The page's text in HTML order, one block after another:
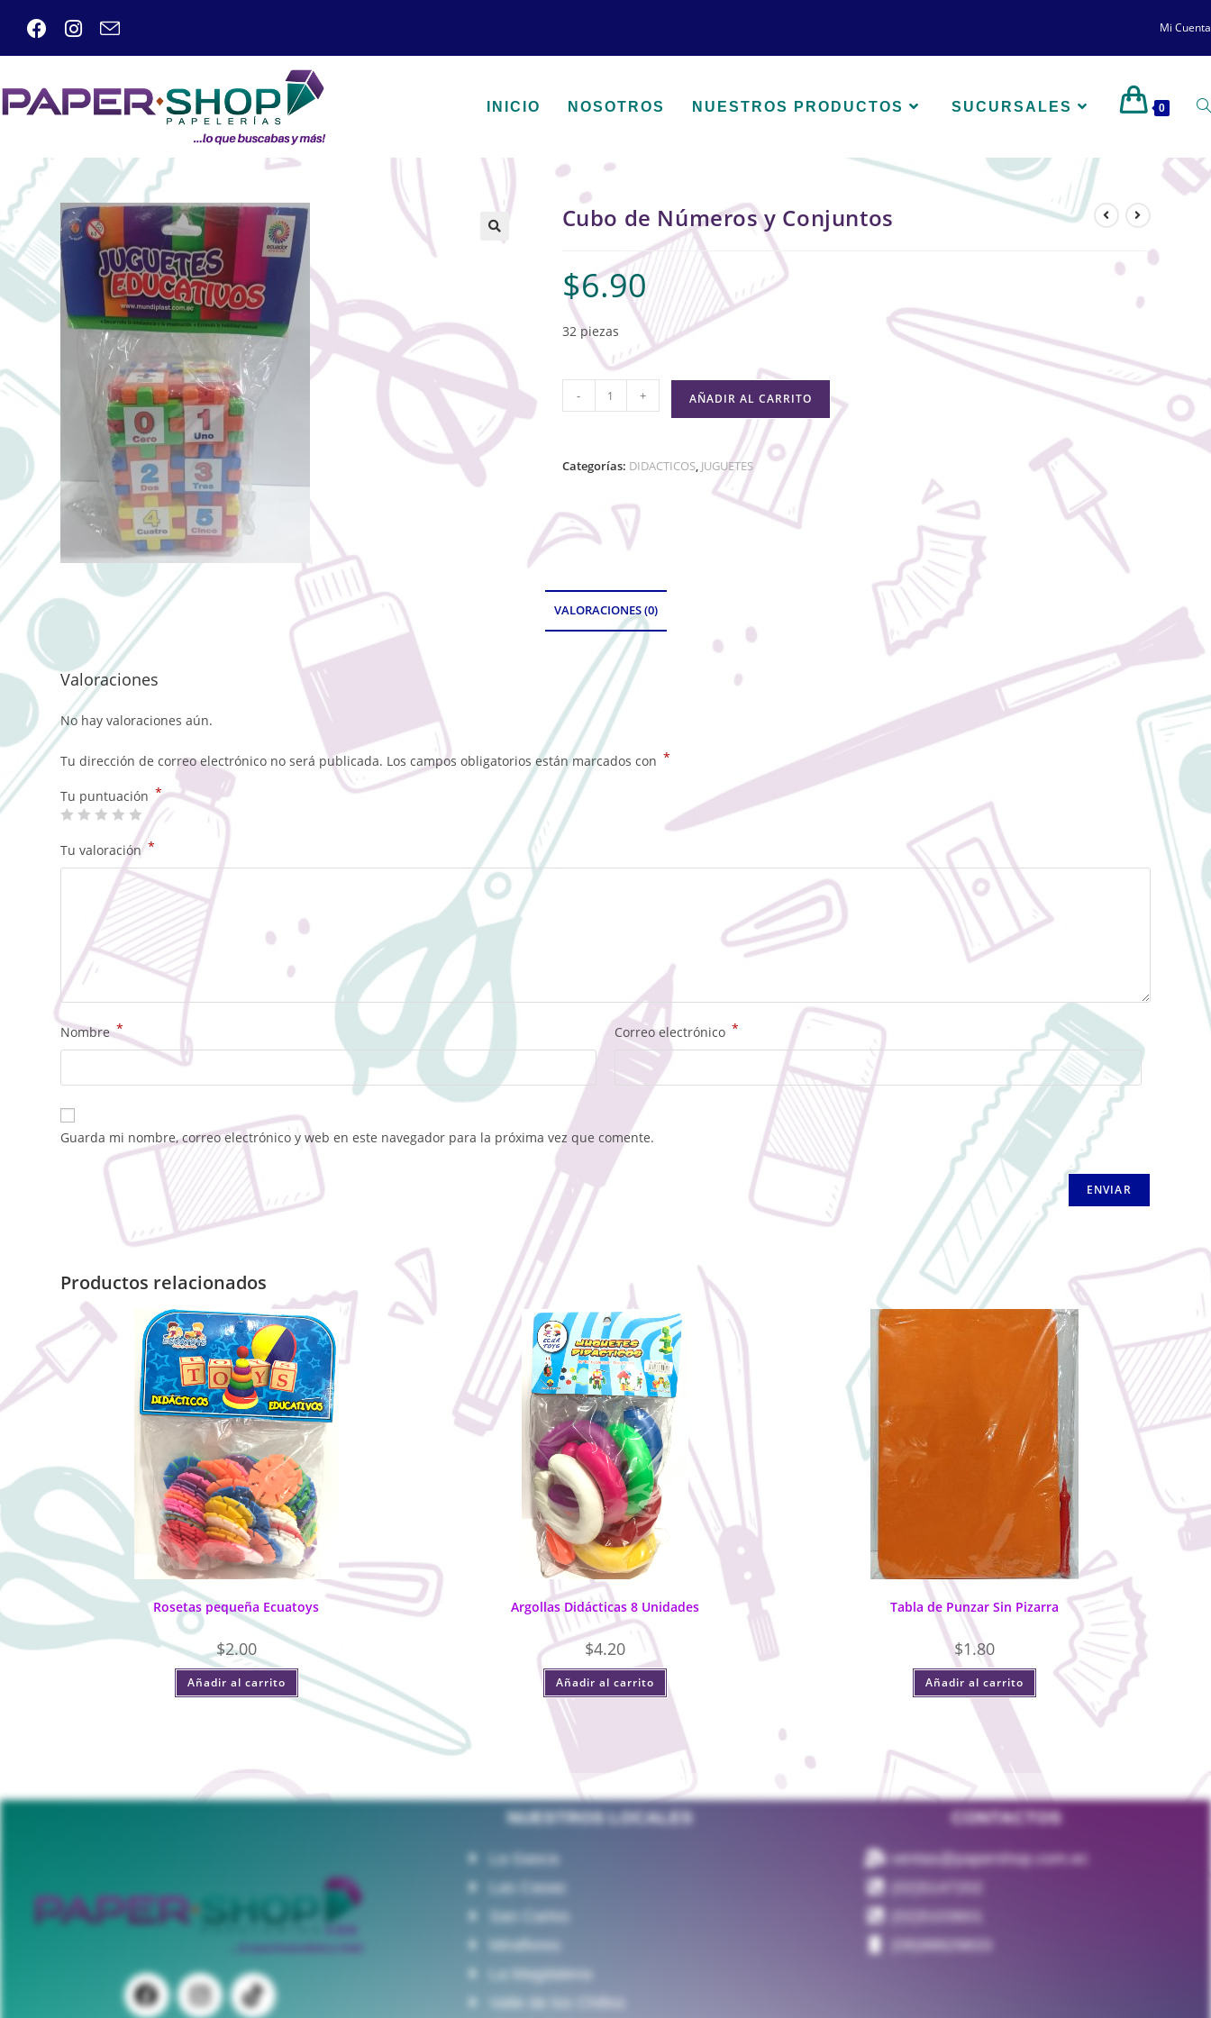
Mi Cuenta
INICIO NOSOTROS NUESTROS PRODUCTOS SUCURSALES 0
Cubo de Números y Conjuntos
$6.90
32 piezas
- + AÑADIR AL CARRITO
Categorías: DIDACTICOS, JUGUETES
VALORACIONES (0)
Valoraciones
No hay valoraciones aún.
Tu dirección de correo electrónico no será publicada. Los campos obligatorios están marcados con *
Tu puntuación *
Tu valoración*
Nombre* Correo electrónico *
Guarda mi nombre, correo electrónico y web en este navegador para la próxima vez que comente.
Productos relacionados
Rosetas pequeña Ecuatoys
$2.00
Añadir al carrito
Argollas Didácticas 8 Unidades
$4.20
Añadir al carrito
Tabla de Punzar Sin Pizarra
$1.80
Añadir al carrito
NUESTROS LOCALES
La Gasca
Las Casas
San Carlos
Miraflores
La Magdalena
Valle de los Chillos
CONTACTOS
ventas@papershop.com.ec
(02)5147202
(02)5103601
(09)98829833